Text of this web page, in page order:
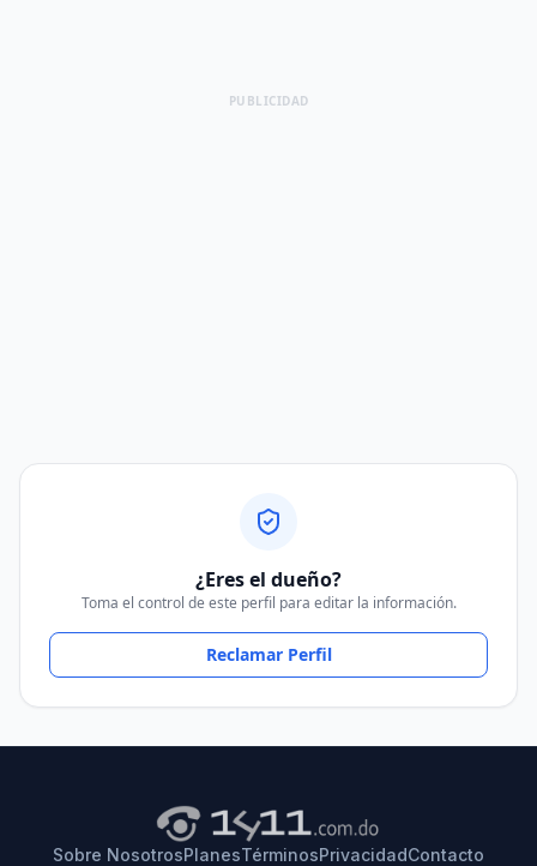
PUBLICIDAD
¿Eres el dueño?
Toma el control de este perfil para editar la información.
Reclamar Perfil
Sobre NosotrosPlanesTérminosPrivacidadContacto